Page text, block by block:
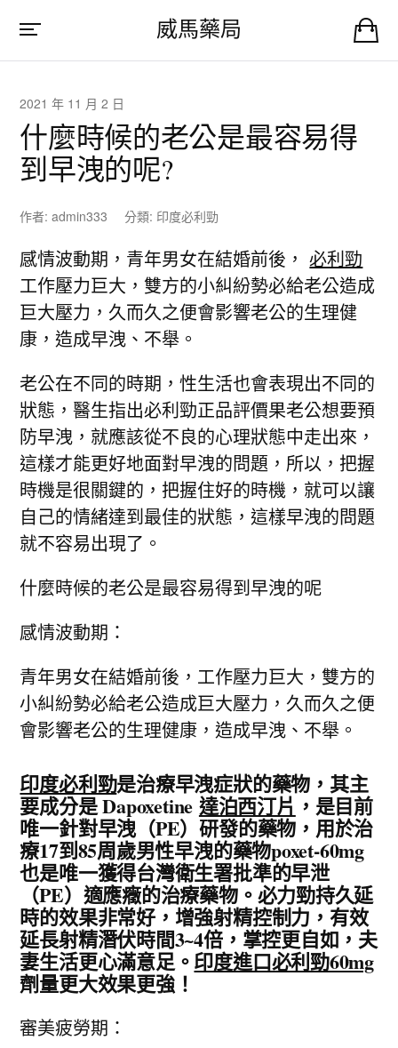
威馬藥局
2021 年 11 月 2 日
什麼時候的老公是最容易得
到早洩的呢?
作者:admin333 分類: 印度必利勁
感情波動期，青年男女在結婚前後，必利勁
工作壓力巨大，雙方的小糾紛勢必給老公造成
巨大壓力，久而久之便會影響老公的生理健
康，造成早洩、不舉。
老公在不同的時期，性生活也會表現出不同的
狀態，醫生指出必利勁正品評價果老公想要預
防早洩，就應該從不良的心理狀態中走出來，
這樣才能更好地面對早洩的問題，所以，把握
時機是很關鍵的，把握住好的時機，就可以讓
自己的情緒達到最佳的狀態，這樣早洩的問題
就不容易出現了。
什麼時候的老公是最容易得到早洩的呢
感情波動期：
青年男女在結婚前後，工作壓力巨大，雙方的
小糾紛勢必給老公造成巨大壓力，久而久之便
會影響老公的生理健康，造成早洩、不舉。
印度必利勁是治療早洩症狀的藥物，其主
要成分是 Dapoxetine 達泊西汀片 ，是目前
唯一針對早洩（PE）研發的藥物，用於治
療17到85周歲男性早洩的藥物poxet-60mg
也是唯一獲得台灣衛生署批準的早泄
（PE）適應癥的治療藥物。必力勁持久延
時的效果非常好，增強射精控制力，有效
延長射精潛伏時間3~4倍，掌控更自如，夫
妻生活更心滿意足。印度進口必利勁60mg
劑量更大效果更強！
審美疲勞期：